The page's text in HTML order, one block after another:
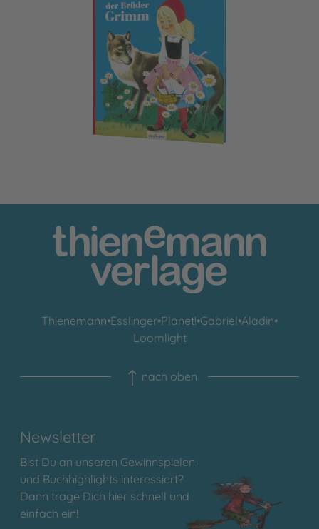
Märchen der Brüder Grimm
Thienemann•Esslinger•Planet!•Gabriel•Aladin•
Loomlight
nach oben
Newsletter
Bist Du an unseren Gewinnspielen
und Buchhighlights interessiert?
Dann trage Dich hier schnell und
einfach ein!